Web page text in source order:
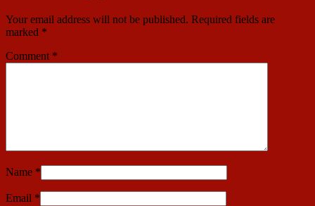
Your email address will not be published. Required fields are
marked *
Comment *
Name *
Email *